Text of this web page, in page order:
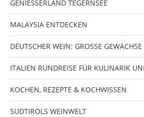
GENIESSERLAND TEGERNSEE
MALAYSIA ENTDECKEN
DEUTSCHER WEIN: GROSSE
ITALIEN RUNDREISE FÜR KULINARIK
KOCHEN, REZEPTE & KOCHWISSEN
SÜDTIROLS WEINWELT